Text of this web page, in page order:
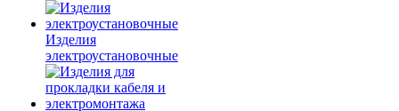
Изделия
электроустановочные